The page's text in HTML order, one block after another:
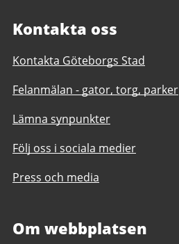
Kontakta oss
Kontakta Göteborgs Stad
Felanmälan - gator, torg, parker
Lämna synpunkter
Följ oss i sociala medier
Press och media
Om webbplatsen